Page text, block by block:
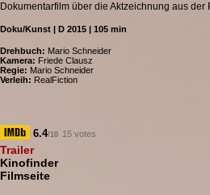
Dokumentarfilm über die Aktzeichnung aus
Doku/Kunst | D 2015 | 105 min
Drehbuch: Mario Schneider
Kamera: Friede Clausz
Regie: Mario Schneider
Verleih: RealFiction
6.4/10 15 votes
Trailer
Kinofinder
Filmseite